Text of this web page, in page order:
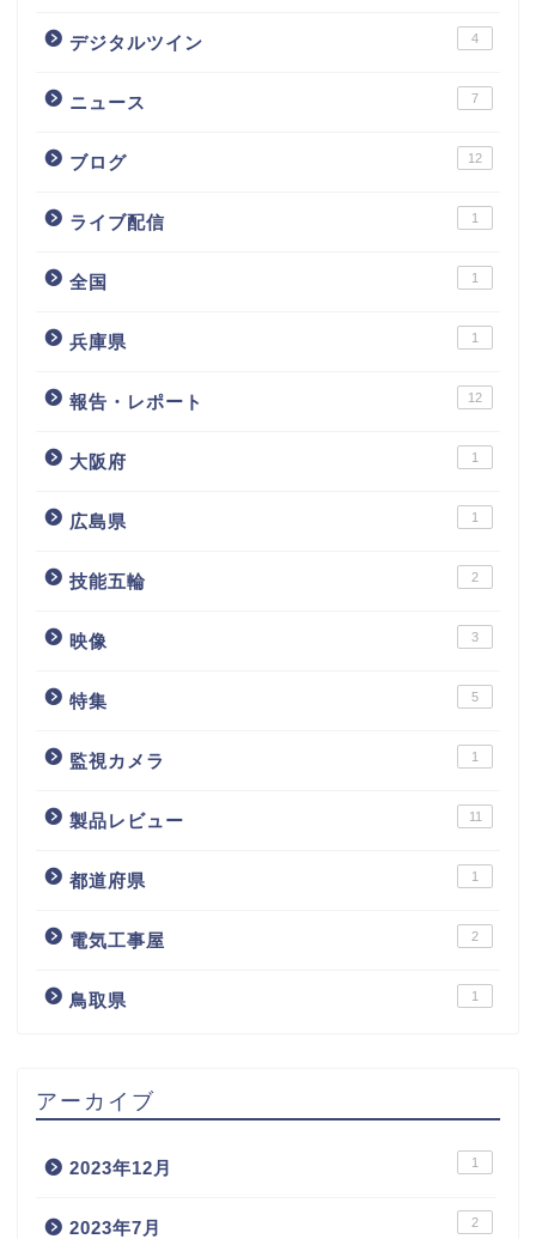
デジタルツイン 4
ニュース 7
ブログ 12
ライブ配信 1
全国 1
兵庫県 1
報告・レポート 12
大阪府 1
広島県 1
技能五輪 2
映像 3
特集 5
監視カメラ 1
製品レビュー 11
都道府県 1
電気工事屋 2
鳥取県 1
アーカイブ
2023年12月 1
2023年7月 2